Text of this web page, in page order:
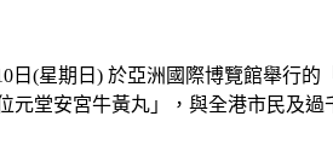
日(星期日) 於亞洲國際博覽館舉行
元堂安宮牛黃丸」，與全港市民及